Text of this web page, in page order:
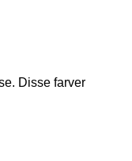
Disse farver